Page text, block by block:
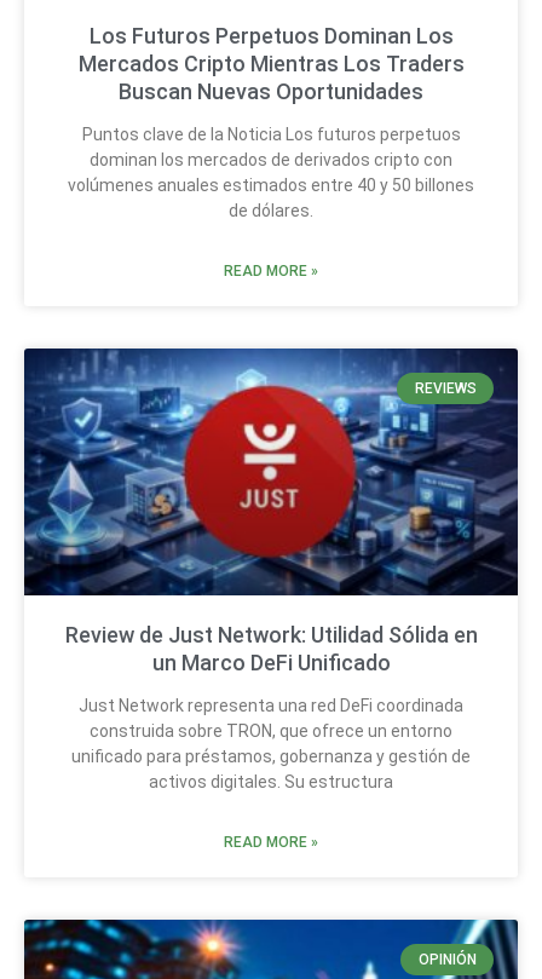
Los Futuros Perpetuos Dominan Los
Mercados Cripto Mientras Los Traders
Buscan Nuevas Oportunidades
Puntos clave de la Noticia Los futuros perpetuos
dominan los mercados de derivados cripto con
volúmenes anuales estimados entre 40 y 50 billones
de dólares.
READ MORE »
REVIEWS
Review de Just Network: Utilidad Sólida en
un Marco DeFi Unificado
Just Network representa una red DeFi coordinada
construida sobre TRON, que ofrece un entorno
unificado para préstamos, gobernanza y gestión de
activos digitales. Su estructura
READ MORE »
OPINIÓN